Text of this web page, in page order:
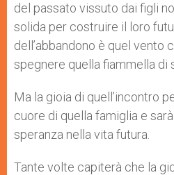
del passato vissuto dai figli
solida per costruire il loro
dell’abbandono è quel vento
spegnere quella fiammella di
Ma la gioia di quell’incontro
cuore di quella famiglia e
speranza nella vita futura.
Tante volte capiterà che la